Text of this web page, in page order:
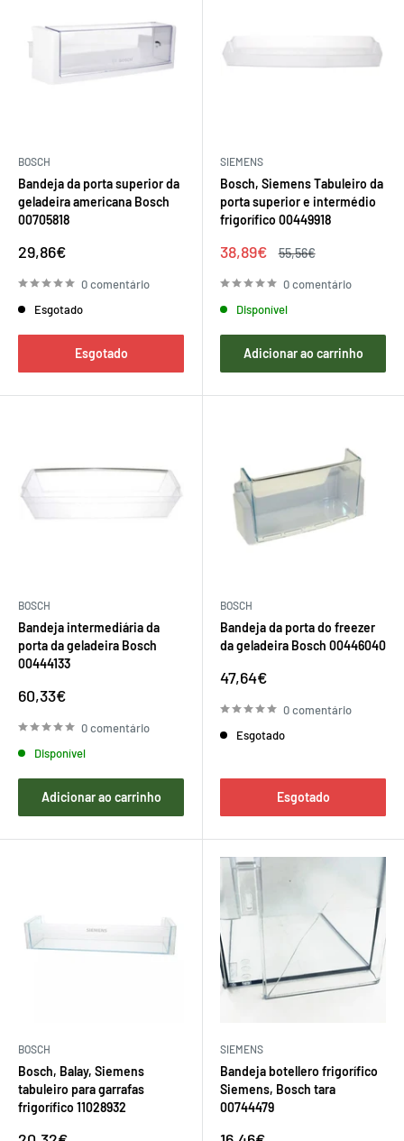
BOSCH
Bandeja da porta superior da
geladeira americana Bosch
00705818
Preço
venda
29,86€
0 comentário
Esgotado
Esgotado
SIEMENS
Bosch, Siemens Tabuleiro da
porta superior e intermédio
frigorífico 00449918
Preço
venda
38,89€
Preço
55,56€
0 comentário
Disponível
Adicionar ao carrinho
BOSCH
Bandeja intermediária da
porta da geladeira Bosch
00444133
Preço
venda
60,33€
0 comentário
Disponível
Adicionar ao carrinho
BOSCH
Bandeja da porta do freezer
da geladeira Bosch 00446040
Preço
venda
47,64€
0 comentário
Esgotado
Esgotado
BOSCH
Bosch, Balay, Siemens
tabuleiro para garrafas
frigorífico 11028932
SIEMENS
Bandeja botellero frigorífico
Siemens, Bosch tara
00744479